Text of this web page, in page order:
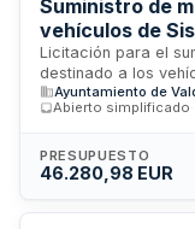
Suministro de
vehículos de
Estratégica y
Licitación para el
destinado a los
provisión de
necesarios para el
y Protección Civil,
desempeño
Ayuntamiento de
Abierto simplificado
PRESUPUESTO
46.280,98 EUR